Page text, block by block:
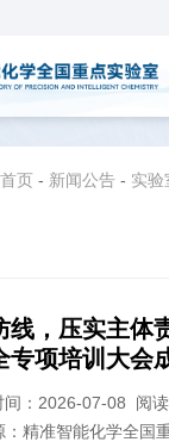
首页- 新闻公告- 实验
线，压实主
专项培训大会
间：2026-07-08 阅
：精准智能化学全国